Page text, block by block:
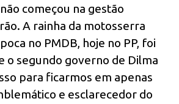
começou na gestão
A rainha da motosserra
no PMDB, hoje no PP, foi
o segundo governo de Dilma
para ficarmos em apenas
e esclarecedor do